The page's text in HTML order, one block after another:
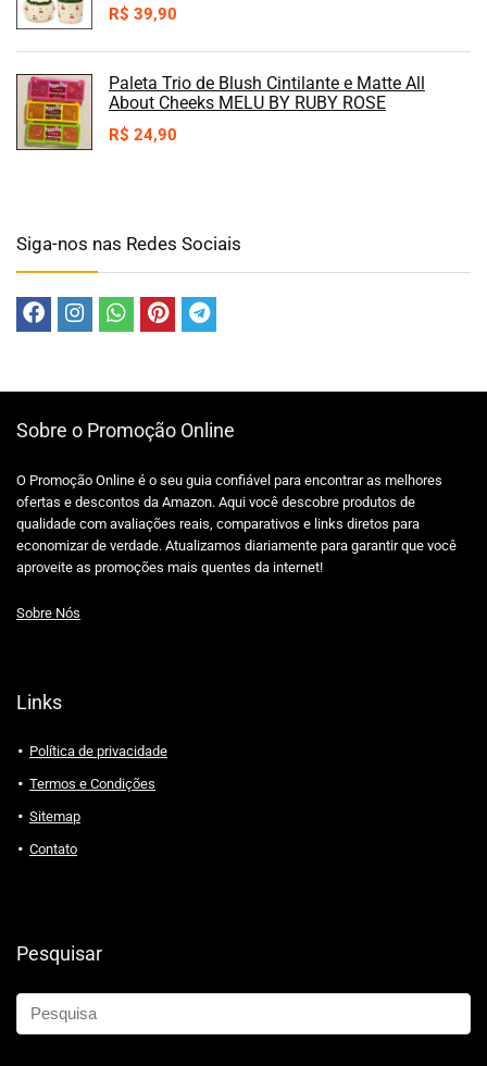
R$ 39,90
Paleta Trio de Blush Cintilante e Matte All
About Cheeks MELU BY RUBY ROSE
R$ 24,90
Siga-nos nas Redes Sociais
Sobre o Promoção Online
O Promoção Online é o seu guia confiável para encontrar as melhores
ofertas e descontos da Amazon. Aqui você descobre produtos de
qualidade com avaliações reais, comparativos e links diretos para
economizar de verdade. Atualizamos diariamente para garantir que você
aproveite as promoções mais quentes da internet!
Sobre Nós
Links
Política de privacidade
Termos e Condições
Sitemap
Contato
Pesquisar